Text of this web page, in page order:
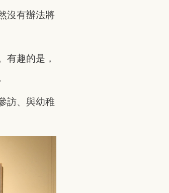
沒有辦法將
有趣的是，
訪、與幼稚